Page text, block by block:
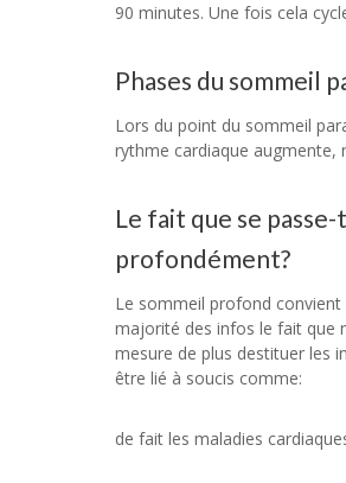
90 minutes. Une fois cela
Phases du sommeil
Lors du point du sommeil
rythme cardiaque augmente,
Le fait que se
profondément?
Le sommeil profond convient
majorité des infos le fait que
mesure de plus destituer les
être lié à soucis comme:
de fait les maladies